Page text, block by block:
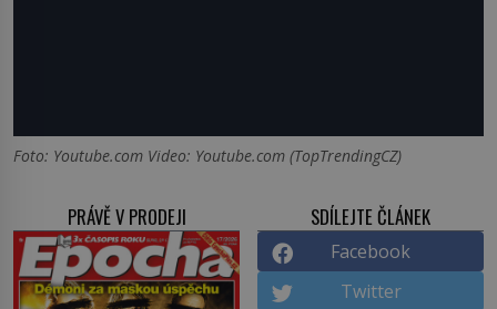
Foto: Youtube.com Video: Youtube.com (TopTrendingCZ)
PRÁVĚ V PRODEJI SDÍLEJTE ČLÁNEK
Facebook
Twitter